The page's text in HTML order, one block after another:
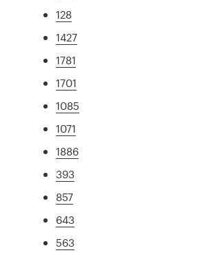
128
1427
1781
1701
1085
1071
1886
393
857
643
563